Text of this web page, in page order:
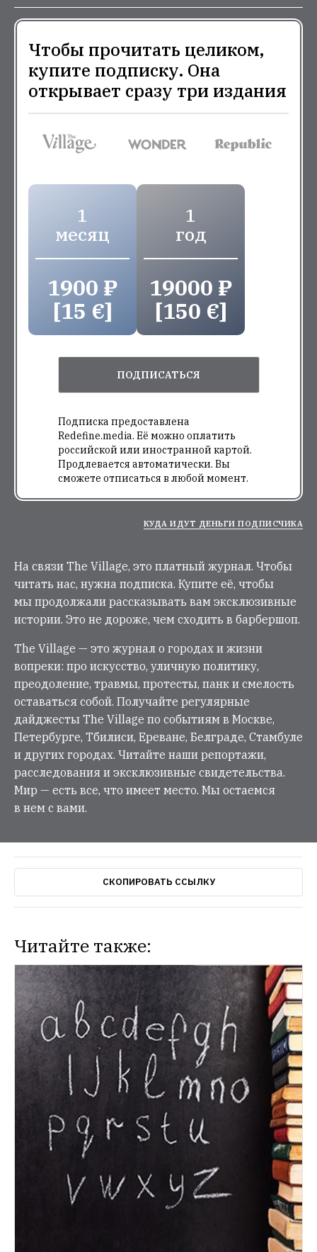
Чтобы прочитать целиком,
купите подписку. Она
открывает сразу три издания
1
месяц
1900 ₽
[15 €]
1
год
19000 ₽
[150 €]
ПОДПИСАТЬСЯ
Подписка предоставлена
Redefine.media. Её можно оплатить
российской или иностранной картой.
Продлевается автоматически. Вы
сможете отписаться в любой момент.
КУДА ИДУТ ДЕНЬГИ ПОДПИСЧИКА
На связи The Village, это платный журнал. Чтобы
читать нас, нужна подписка. Купите её, чтобы
мы продолжали рассказывать вам эксклюзивные
истории. Это не дороже, чем сходить в барбершоп.
The Village — это журнал о городах и жизни
вопреки: про искусство, уличную политику,
преодоление, травмы, протесты, панк и смелость
оставаться собой. Получайте регулярные
дайджесты The Village по событиям в Москве,
Петербурге, Тбилиси, Ереване, Белграде, Стамбуле
и других городах. Читайте наши репортажи,
расследования и эксклюзивные свидетельства.
Мир — есть все, что имеет место. Мы остаемся
в нем с вами.
СКОПИРОВАТЬ ССЫЛКУ
Читайте также: